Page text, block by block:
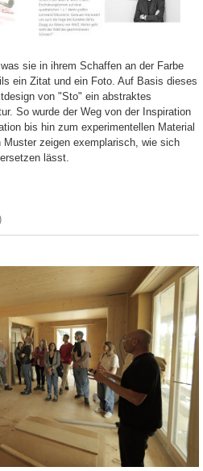
sie in ihrem Schaffen an der Farbe
ein Zitat und ein Foto. Auf Basis dieses
von "Sto" ein abstraktes
So wurde der Weg von der Inspiration
bis hin zum experimentellen Material
zeigen exemplarisch, wie sich
lässt.